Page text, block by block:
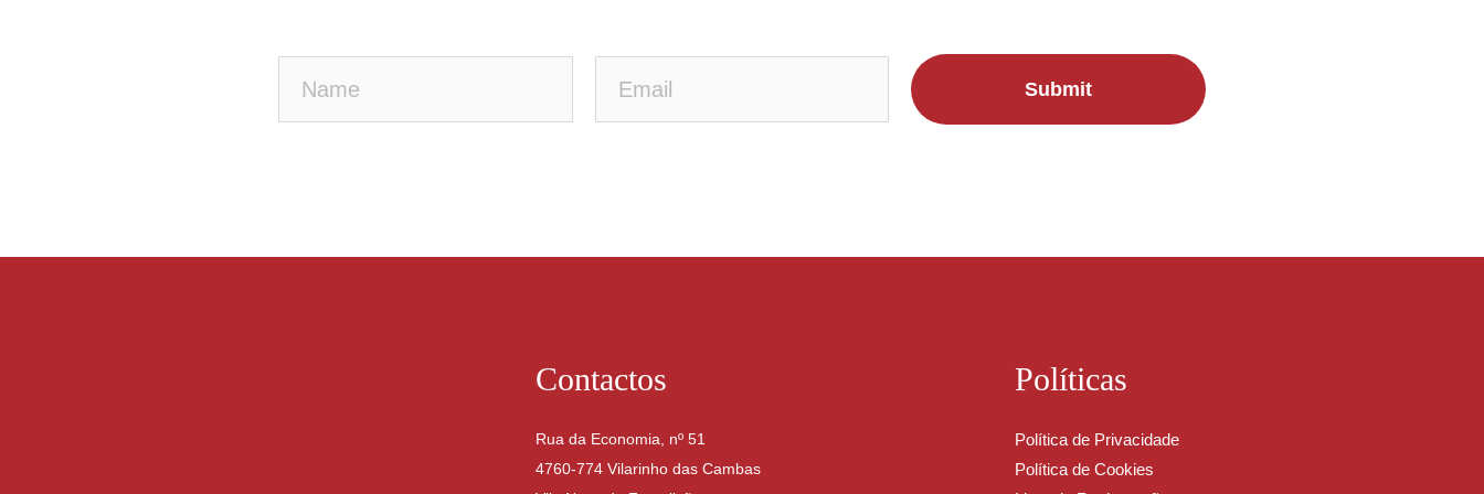
Submit
Contactos
Rua da Economia, nº 51
4760-774 Vilarinho das Cambas
Políticas
Política de Privacidade
Política de Cookies